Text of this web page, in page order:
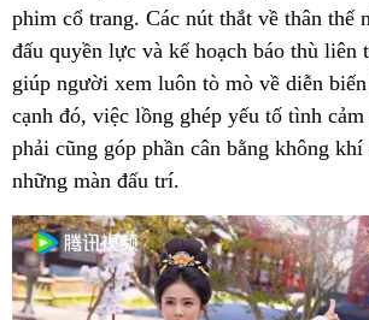
phim cổ trang. Các nút thắt về thân thế
đấu quyền lực và kế hoạch báo thù liên
giúp người xem luôn tò mò về diễn
cạnh đó, việc lồng ghép yếu tố tình
phải cũng góp phần cân bằng không khí
những màn đấu trí.